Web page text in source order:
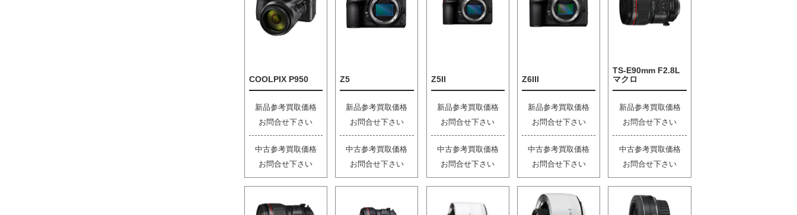
COOLPIX P950
新品参考買取価格
お問合せ下さい
中古参考買取価格
お問合せ下さい
Z5
新品参考買取価格
お問合せ下さい
中古参考買取価格
お問合せ下さい
Z5II
新品参考買取価格
お問合せ下さい
中古参考買取価格
お問合せ下さい
Z6III
新品参考買取価格
お問合せ下さい
中古参考買取価格
お問合せ下さい
TS-E90mm F2.8L
マクロ
新品参考買取価格
お問合せ下さい
中古参考買取価格
お問合せ下さい